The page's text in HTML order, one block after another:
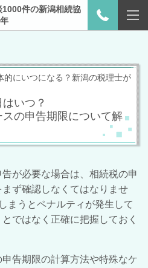
1000件の新潟相続協
的にいつになる？新潟の税理士が
いつ？
の申告期限について解
が必要な場合は、相続税の申
ず確認しなくてはなりませ
まうとペナルティが発生して
ではなく正確に把握しておく
告期限の計算方法や特殊なケ